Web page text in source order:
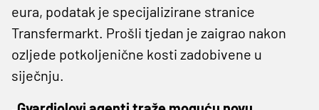
eura, podatak je specijalizirane stranice
Transfermarkt. Prošli tjedan je zaigrao nakon
ozljede potkoljenične kosti zadobivene u
siječnju.